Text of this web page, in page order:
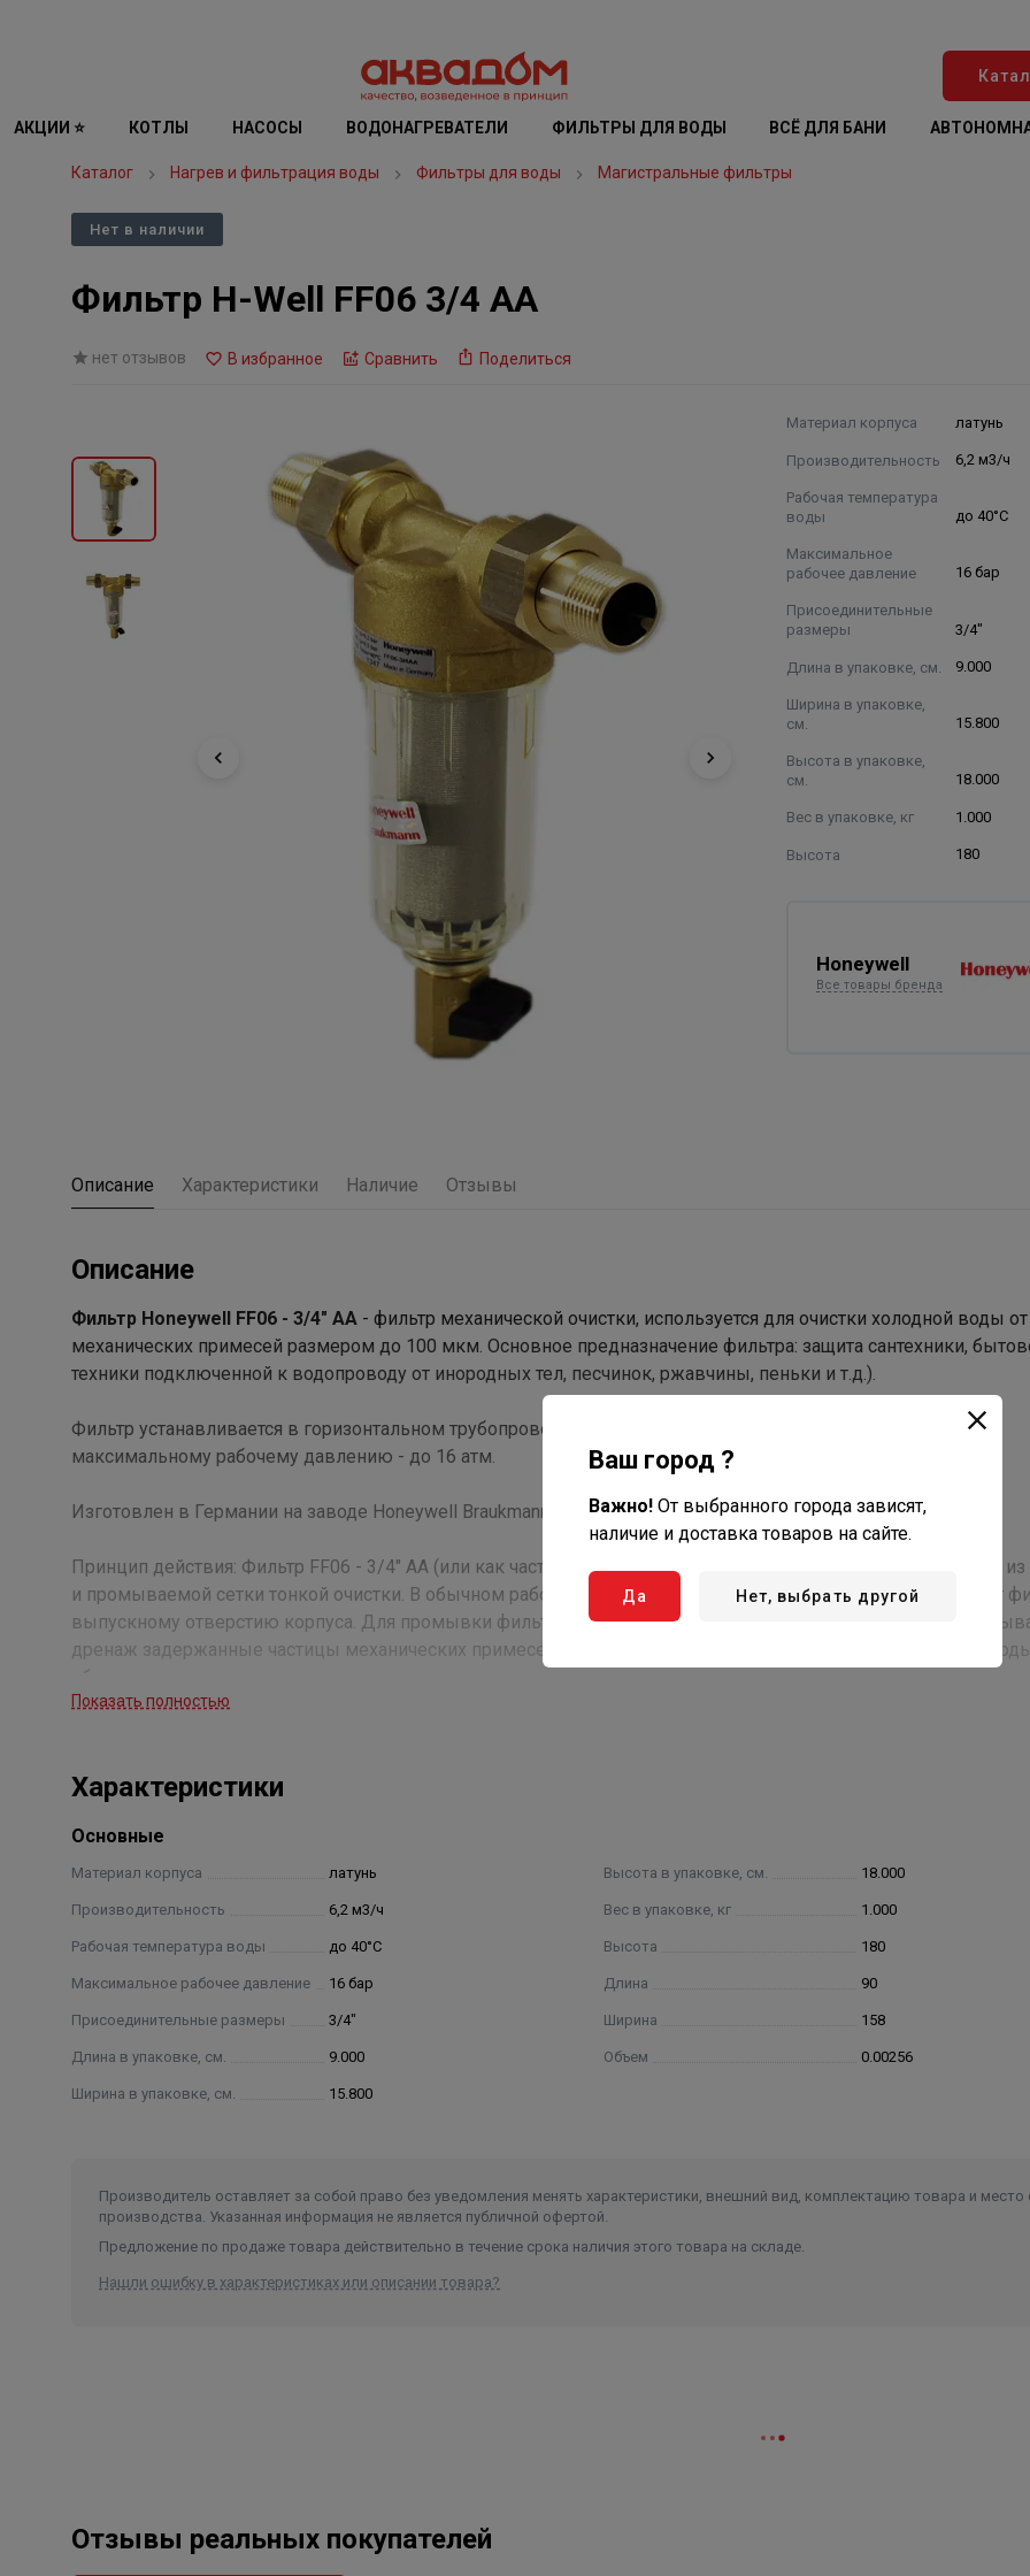
АКЦИИ ⭐ КОТЛЫ НАСОСЫ ВОДОНАГРЕВАТЕЛИ ФИЛЬТРЫ ДЛЯ ВОДЫ ВСЁ ДЛЯ БАНИ
Каталог Нагрев и фильтрация воды Фильтры для воды Магистральные фильтры
Нет в наличии
Фильтр H-Well FF06 3/4 AA
нет отзывов В избранное Сравнить Поделиться
Материал корпуса латунь
Производительность 6,2 м3/ч
Рабочая температура
воды
до 40°С
Максимальное
рабочее давление
16 бар
Присоединительные
размеры
3/4"
Длина в упаковке, см. 9.000
Ширина в упаковке,
см.
15.800
Высота в упаковке,
см.
18.000
Вес в упаковке, кг 1.000
Высота 180
Honeywell
Все товары бренда
Описание Характеристики Наличие Отзывы
Описание
Фильтр Honeywell FF06 - 3/4" AA - фильтр механической очистки, используется для очистки холодной воды от
механических примесей размером до 100 мкм. Основное предназначение фильтра: защита сантехники,
техники подключенной к водопроводу от инородных тел, песчинок, ржавчины, пеньки и т.д.).
Фильтр устанавливается в горизонтальном трубопроводе чашей вниз. Имеет большой запас прочности по
максимальному рабочему давлению - до 16 атм.
Изготовлен в Германии на заводе Honeywell Braukmann.
Принцип действия: Фильтр FF06 - 3/4" AA (или как часто еще называют данные фильтры - miniplus) состоит из
и промываемой сетки тонкой очистки. В обычном рабочем режиме вода проходит через сетчатый элемент
выпускному отверстию корпуса. Для промывки фильтра открывается шаровый клапан, через который
дренаж задержанные частицы механических примесей, при этом непрерывная подача отфильтрованной
Преимущества модели:
компактные размеры;
Показать полностью
Характеристики
Основные
Материал корпуса латунь
Производительность 6,2 м3/ч
Рабочая температура воды до 40°С
Максимальное рабочее давление 16 бар
Присоединительные размеры 3/4"
Длина в упаковке, см. 9.000
Ширина в упаковке, см. 15.800
Высота в упаковке, см. 18.000
Вес в упаковке, кг 1.000
Высота 180
Длина 90
Ширина 158
Объем 0.00256
Производитель оставляет за собой право без уведомления менять характеристики, внешний вид, комплектацию товара и место
производства. Указанная информация не является публичной офертой.
Предложение по продаже товара действительно в течение срока наличия этого товара на складе.
Нашли ошибку в характеристиках или описании товара?
Отзывы реальных покупателей
Ваш город ?
Важно! От выбранного города зависят,
наличие и доставка товаров на сайте.
Да Нет, выбрать другой